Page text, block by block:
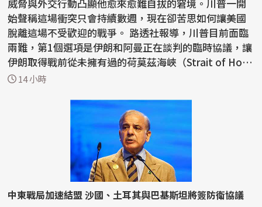
威脅與外交行動凸顯他愈來愈難自拔的窘境。川普一開
始聲稱這場衝突只會持續數週，現在卻苦思如何讓美國
脫離這場不受歡迎的戰爭。 路透社報導，川普目前面臨
兩難，第1個選項是伊朗和阿曼正在談判的臨時協議，讓
伊朗取得戰前從未擁有過的荷莫茲海峽（Strait of Ho
r...14 小時
中東戰局加速結盟 沙國、土耳其與巴基斯坦將簽防衛協議